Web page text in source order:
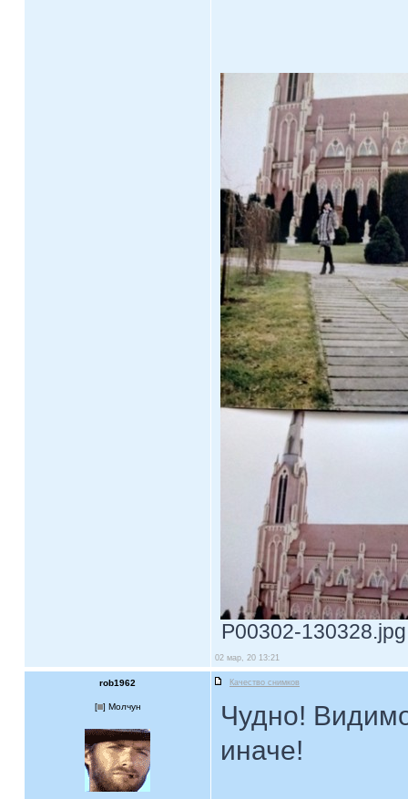
P00302-
02 мар, 20 13:21
rob1962 Качество снимков
[ ] Молчун
Чудно!
иначе!